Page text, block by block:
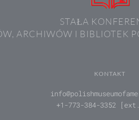
STAŁA
ARCHIWÓW I BIBLIOTEK
KONTAKT
+1-773-384-3352